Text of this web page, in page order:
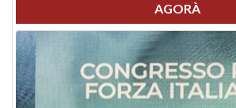
AGORÀ